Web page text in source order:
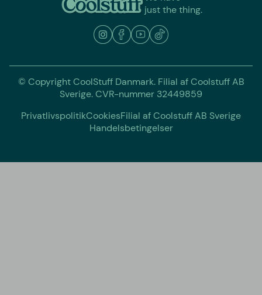
just the thing.
© Copyright CoolStuff Danmark. Filial af Coolstuff AB
Sverige. CVR-nummer 32449859
PrivatlivspolitikCookiesFilial af Coolstuff AB Sverige
Handelsbetingelser